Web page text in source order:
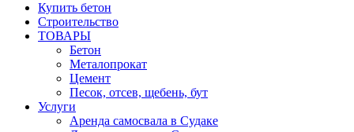
Купить бетон
Строительство
ТОВАРЫ
Бетон
Металопрокат
Цемент
Песок, отсев, щебень, бут
Услуги
Аренда самосвала в Судаке